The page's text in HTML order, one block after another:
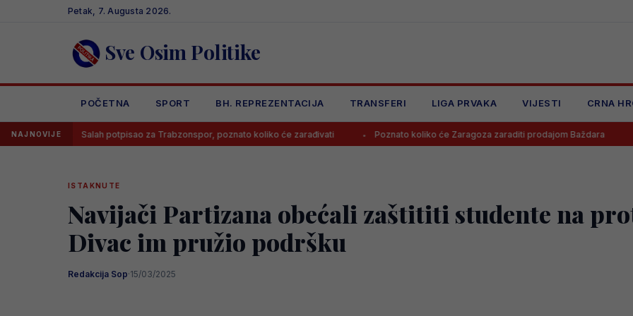
Petak, 7. Augusta 2026.
Sve Osim Politike
POČETNA SPORT BH. REPREZENTACIJA TRANSFERI LIGA PRVAKA VIJESTI CRNA
NAJNOVIJE
Salah potpisao za Trabzonspor, poznato koliko će zarađivati Poznato koliko će Zaragoza zaraditi prodajom Baždara
ISTAKNUTE
Navijači Partizana obećali zaštititi studente na
Divac im pružio podršku
Redakcija Sop·15/03/2025